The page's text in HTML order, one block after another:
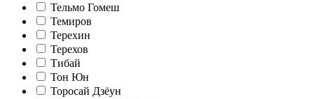
Тельмо Гомеш
Темиров
Терехин
Терехов
Тибай
Тон Юн
Торосай Дзёун